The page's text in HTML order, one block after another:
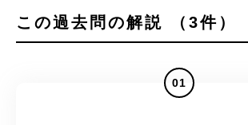
この過去問の解説 （3件）
01